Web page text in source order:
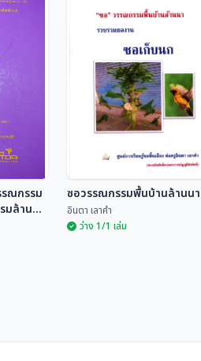
วย
วรรณพิมพ์ล้านนา
วรรณกรรมที่ตีพิมพ์ด้วย
อักษรธรรมล้านนา 60
เล่ม
จีรยุทธ ไชยจารุวณิช
ด้วย
ณกรรม
ล้านนา
ล้านนา
ซอวรรณกรรมพื้นบ้านล้านนา
อินตา เลาคำ
ว่าง 1/1 เล่ม